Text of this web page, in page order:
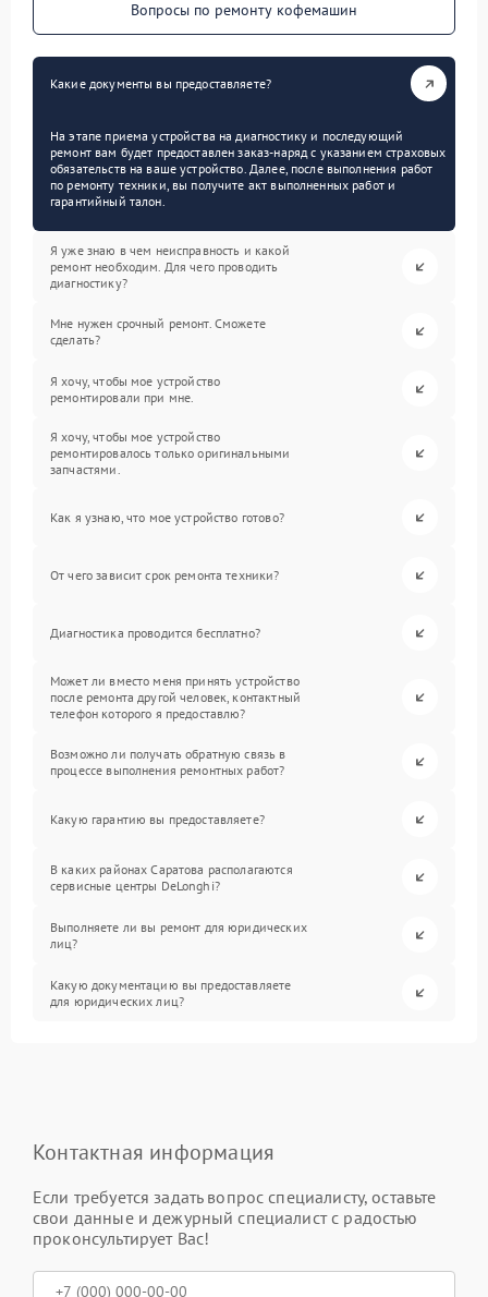
Вопросы по ремонту кофемашин
Какие документы вы предоставляете?
На этапе приема устройства на диагностику и последующий
ремонт вам будет предоставлен заказ-наряд с указанием страховых
обязательств на ваше устройство. Далее, после выполнения работ
по ремонту техники, вы получите акт выполненных работ и
гарантийный талон.
Я уже знаю в чем неисправность и какой
ремонт необходим. Для чего проводить
диагностику?
Мне нужен срочный ремонт. Сможете
сделать?
Я хочу, чтобы мое устройство
ремонтировали при мне.
Я хочу, чтобы мое устройство
ремонтировалось только оригинальными
запчастями.
Как я узнаю, что мое устройство готово?
От чего зависит срок ремонта техники?
Диагностика проводится бесплатно?
Может ли вместо меня принять устройство
после ремонта другой человек, контактный
телефон которого я предоставлю?
Возможно ли получать обратную связь в
процессе выполнения ремонтных работ?
Какую гарантию вы предоставляете?
В каких районах Саратова располагаются
сервисные центры DeLonghi?
Выполняете ли вы ремонт для юридических
лиц?
Какую документацию вы предоставляете
для юридических лиц?
Контактная информация
Если требуется задать вопрос специалисту, оставьте
свои данные и дежурный специалист с радостью
проконсультирует Вас!